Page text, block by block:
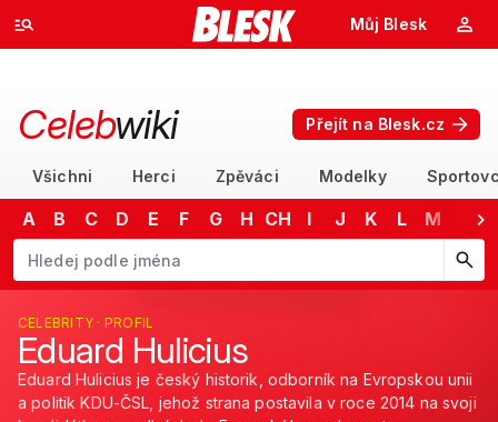
Můj Blesk
Celebwiki Přejít na Blesk.cz
Všichni Herci Zpěváci Modelky
A B C D E F G H CH I J K L M
Začněte psát jméno. Šipkami dolů a nahoru procházejte návrhy,
CELEBRITY · PROFIL
Eduard Hulicius
Eduard Hulicius je český historik, odborník na Evropskou unii
a politik KDU-ČSL, jehož strana postavila v roce 2014 na svoji